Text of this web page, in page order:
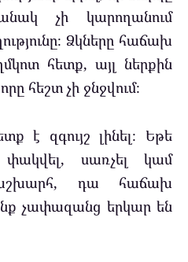
չի կարողանում
Ձկները հաճախ
հետք, այլ ներքին
հեշտ չի ջնջվում։
է զգույշ լինել։ Եթե
սառչել կամ
դա հաճախ
չափազանց երկար են